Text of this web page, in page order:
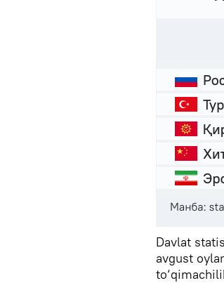
Davlat
avgust